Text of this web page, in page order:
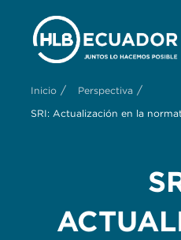
Inicio / Perspectiva /
SRI: Actualización en la